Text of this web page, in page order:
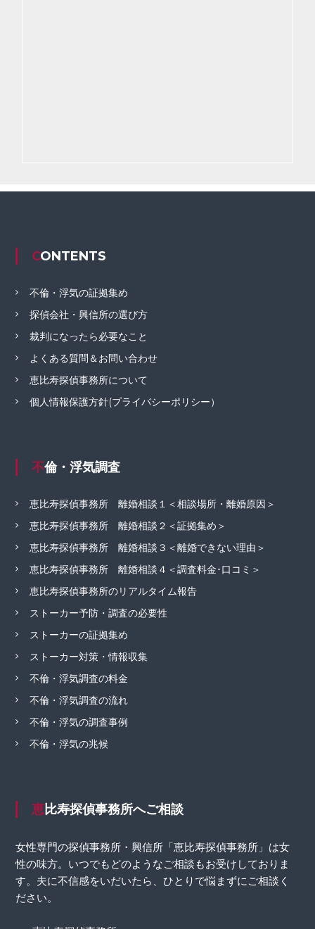
CONTENTS
不倫・浮気の証拠集め
探偵会社・興信所の選び方
裁判になったら必要なこと
よくある質問＆お問い合わせ
恵比寿探偵事務所について
個人情報保護方針(プライバシーポリシー）
不倫・浮気調査
恵比寿探偵事務所 離婚相談１＜相談場所・離婚原因＞
恵比寿探偵事務所 離婚相談２＜証拠集め＞
恵比寿探偵事務所 離婚相談３＜離婚できない理由＞
恵比寿探偵事務所 離婚相談４＜調査料金･口コミ＞
恵比寿探偵事務所のリアルタイム報告
ストーカー予防・調査の必要性
ストーカーの証拠集め
ストーカー対策・情報収集
不倫・浮気調査の料金
不倫・浮気調査の流れ
不倫・浮気の調査事例
不倫・浮気の兆候
恵比寿探偵事務所へご相談
女性専門の探偵事務所・興信所「恵比寿探偵事務所」は女
性の味方。いつでもどのようなご相談もお受けしておりま
す。夫に不信感をいだいたら、ひとりで悩まずにご相談く
ださい。